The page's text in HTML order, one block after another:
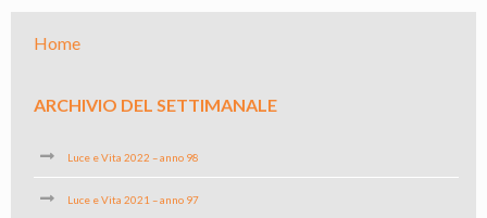
Home
ARCHIVIO DEL SETTIMANALE
Luce e Vita 2022 – anno 98
Luce e Vita 2021 – anno 97